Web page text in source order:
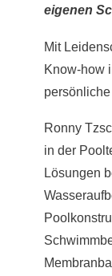
eigenen
Mit
Know-how
Ronny
in der
Lösungen